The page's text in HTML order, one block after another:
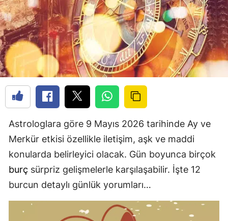
Astrologlara göre 9 Mayıs 2026 tarihinde Ay ve
Merkür etkisi özellikle iletişim, aşk ve maddi
konularda belirleyici olacak. Gün boyunca birçok
burç sürpriz gelişmelerle karşılaşabilir. İşte 12
burcun detaylı günlük yorumları…